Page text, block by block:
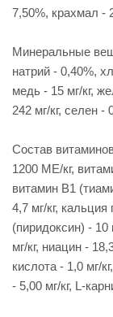
7,50%, крахмал -
Минеральные
натрий - 0,40%,
медь - 15 мг/кг,
242 мг/кг, селен -
Состав
1200 МЕ/кг,
витамин В1
4,7 мг/кг,
(пиридоксин) - 10
мг/кг, ниацин -
кислота - 1,0 мг/
- 5,00 мг/кг, L-